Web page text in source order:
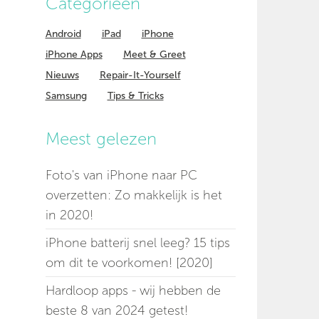
Android iPad
iPhone
iPhone Apps
Meet & Greet
Nieuws
Repair-It-Yourself
Samsung
Tips & Tricks
Meest gelezen
Foto's van iPhone naar PC
overzetten: Zo makkelijk is het
in 2020!
iPhone batterij snel leeg? 15 tips
om dit te voorkomen! [2020]
Hardloop apps - wij hebben de
beste 8 van 2024 getest!